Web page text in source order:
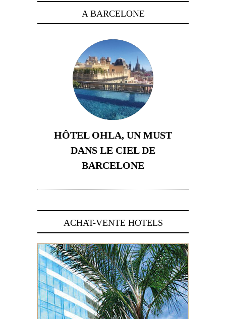
A BARCELONE
HÔTEL OHLA, UN MUST
DANS LE CIEL DE
BARCELONE
ACHAT-VENTE HOTELS